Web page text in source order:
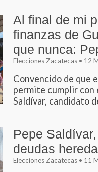
Al final de mi
finanzas de
que nunca:
Elecciones Zacatecas • 12
Convencido de que
permite cumplir con
Saldívar, candidato
Pepe Saldívar,
deudas
Elecciones Zacatecas • 11